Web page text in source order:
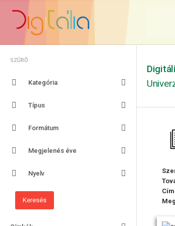
SZŰRŐ
Kategória
Típus
Formátum
Megjelenés éve
Nyelv